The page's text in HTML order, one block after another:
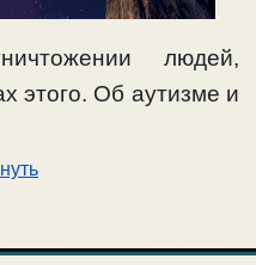
людей,
этого. Об аутизме и